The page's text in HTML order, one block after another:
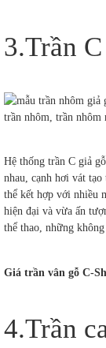
3.Trần
Hệ thống trần C giả
nhau, cạnh hơi vát
thể kết hợp với nhiều
hiện đại và vừa ấn
thể thao, những
Giá trần vân gỗ C-
4.Trần